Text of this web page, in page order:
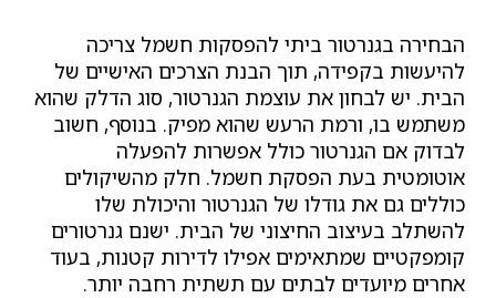
הבחירה בגנרטור ביתי להפסקות חשמל צריכה
להיעשות בקפידה, תוך הבנת הצרכים האישיים של
הבית. יש לבחון את עוצמת הגנרטור, סוג הדלק שהוא
משתמש בו, ורמת הרעש שהוא מפיק. בנוסף, חשוב
לבדוק אם הגנרטור כולל אפשרות להפעלה
אוטומטית בעת הפסקת חשמל. חלק מהשיקולים
כוללים גם את גודלו של הגנרטור והיכולת שלו
להשתלב בעיצוב החיצוני של הבית. ישנם גנרטורים
קומפקטיים שמתאימים אפילו לדירות קטנות, בעוד
אחרים מיועדים לבתים עם תשתית רחבה יותר.